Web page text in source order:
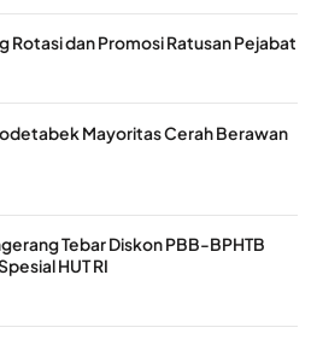
Rotasi dan Promosi Ratusan Pejabat
Mayoritas Cerah Berawan
Tebar Diskon PBB-BPHTB
HUT RI